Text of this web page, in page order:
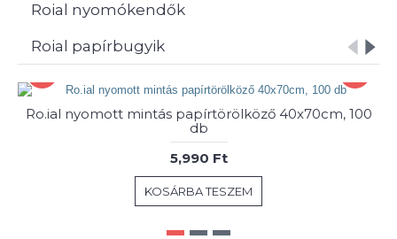
Roial nyomókendők
Roial papírbugyik
Ro.ial nyomott mintás papírtörölköző 40x70cm, 100
db
5,990 Ft
KOSÁRBA TESZEM